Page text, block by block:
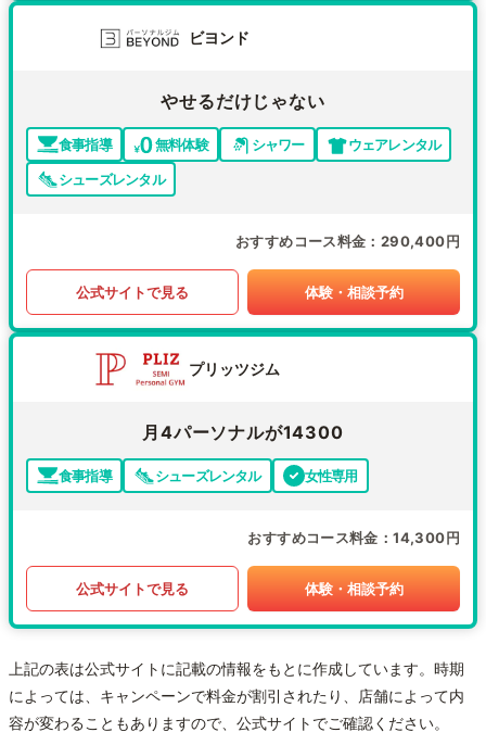
ビヨンド
やせるだけじゃない
食事指導 無料体験 シャワー
ウェアレンタル
シューズレンタル
おすすめコース料金 290,400円
公式サイトで見る 体験・相談予約
プリッツジム
月4パーソナルが14300
食事指導 シューズレンタル 女性専用
おすすめコース料金 14,300円
公式サイトで見る 体験・相談予約
上記の表は公式サイトに記載の情報をもとに作成しています。時期
によっては、キャンペーンで料金が割引されたり、店舗によって内
容が変わることもありますので、公式サイトでご確認ください。